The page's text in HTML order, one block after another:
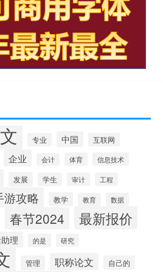
专业 中国
互联网
企业 会计 体育 信息技术
发展 学生 审计 工程
游攻略 教学 教育 数据
春节2024 最新报价
理 的是 研究
管理 职称论文 自己的